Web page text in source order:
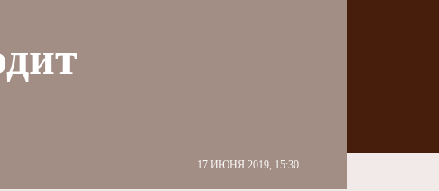
17 ИЮНЯ 2019, 15:30